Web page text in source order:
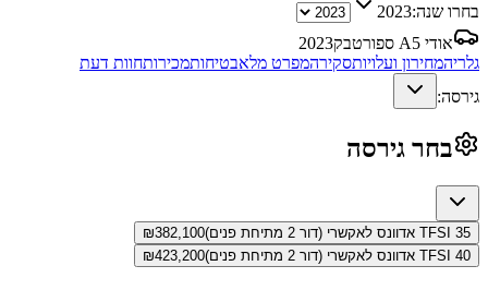
בחרו שנה:2023
אודי A5 ספורטבק
2023
גלריהמחירון ועלויותסקירהמפרט מלאבטיחותמכירותחוות דעת
גירסה:
בחר גירסה
35 TFSI אדוונס לאקשרי (דור 2 מתיחת פנים) ₪382,100
40 TFSI אדוונס לאקשרי (דור 2 מתיחת פנים)
₪423,200